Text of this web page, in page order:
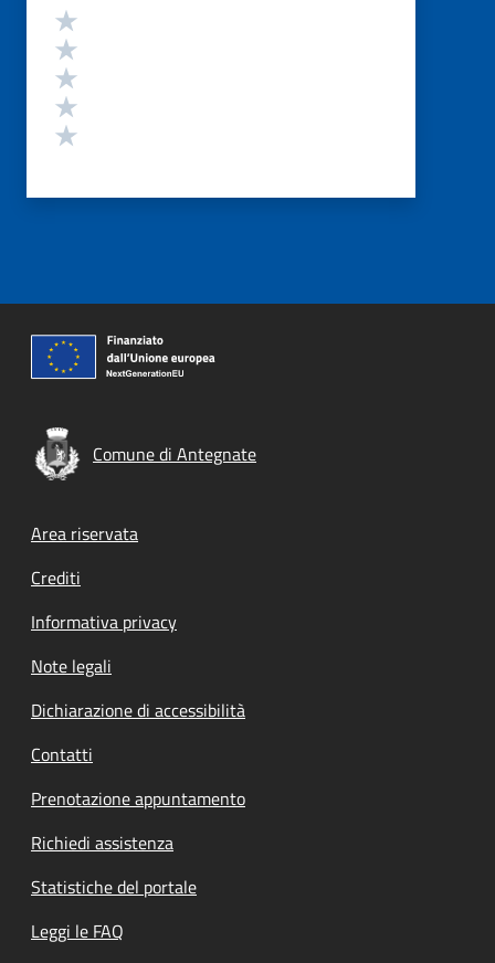
Valutazione
Comune di Antegnate
Footer menu
Area riservata
Crediti
Informativa privacy
Note legali
Dichiarazione di accessibilità
Contatti
Prenotazione appuntamento
Richiedi assistenza
Statistiche del portale
Leggi le FAQ